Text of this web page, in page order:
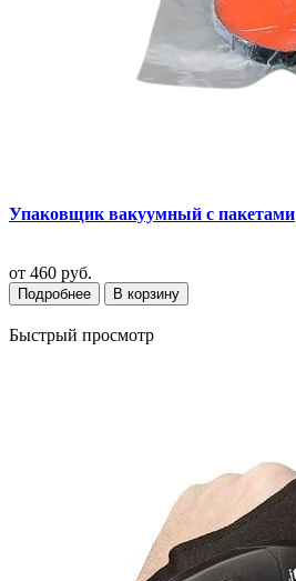
Упаковщик вакуумный с пакетами
от 460 руб.
Подробнее В корзину
Быстрый просмотр